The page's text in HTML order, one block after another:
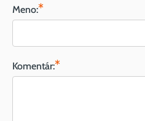
Meno:*
Komentár:*